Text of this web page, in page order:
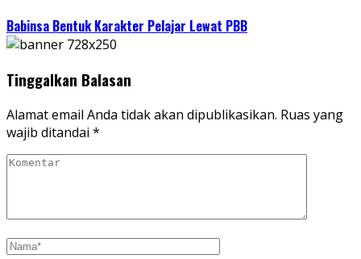
Babinsa Bentuk Karakter Pelajar Lewat PBB
Tinggalkan Balasan
Alamat email Anda tidak akan dipublikasikan. Ruas yang
wajib ditandai *